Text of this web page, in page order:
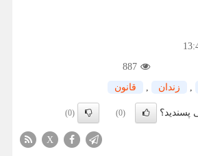
887
, زندان , قانون
پسندید؟ (0)
(0)
X